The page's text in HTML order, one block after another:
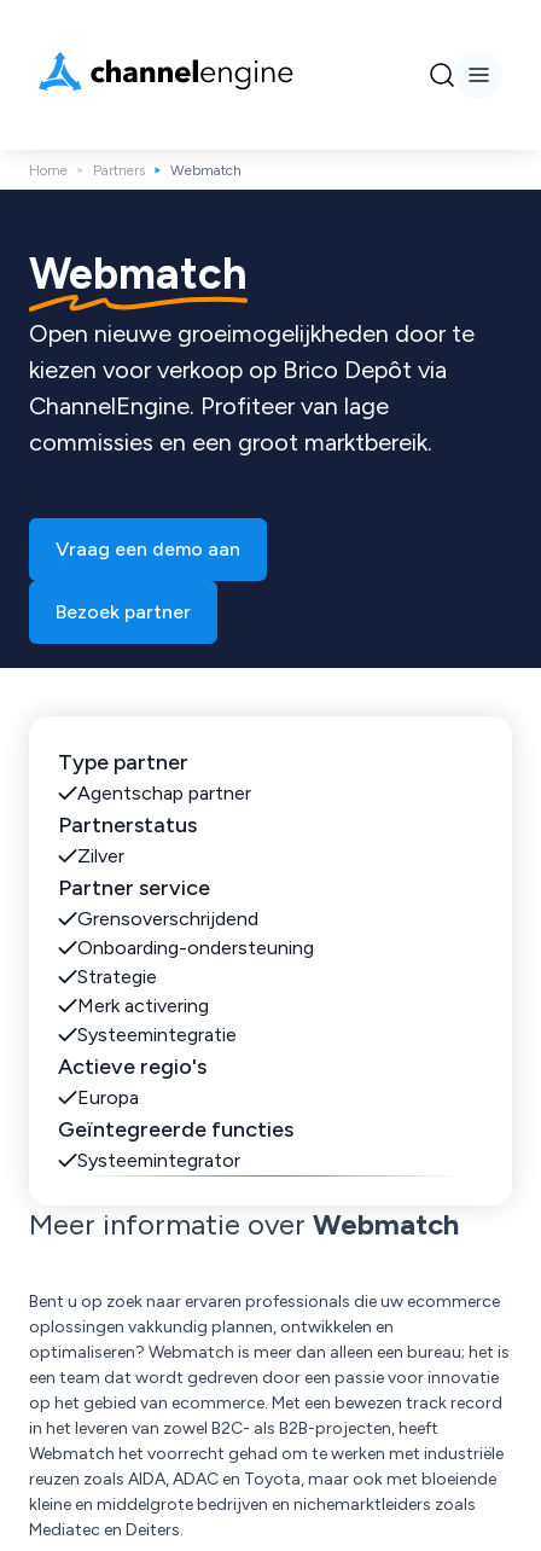
Home Partners Webmatch
Webmatch
Open nieuwe groeimogelijkheden door te
kiezen voor verkoop op Brico Depôt via
ChannelEngine. Profiteer van lage
commissies en een groot marktbereik.
Vraag een demo aan
Bezoek partner
Type partner
Agentschap partner
Partnerstatus
Zilver
Partner service
Grensoverschrijdend
Onboarding-ondersteuning
Strategie
Merk activering
Systeemintegratie
Actieve regio's
Europa
Geïntegreerde functies
Systeemintegrator
Meer informatie over Webmatch
Bent u op zoek naar ervaren professionals die uw ecommerce
oplossingen vakkundig plannen, ontwikkelen en
optimaliseren? Webmatch is meer dan alleen een bureau; het is
een team dat wordt gedreven door een passie voor innovatie
op het gebied van ecommerce. Met een bewezen track record
in het leveren van zowel B2C- als B2B-projecten, heeft
Webmatch het voorrecht gehad om te werken met industriële
reuzen zoals AIDA, ADAC en Toyota, maar ook met bloeiende
kleine en middelgrote bedrijven en nichemarktleiders zoals
Mediatec en Deiters.